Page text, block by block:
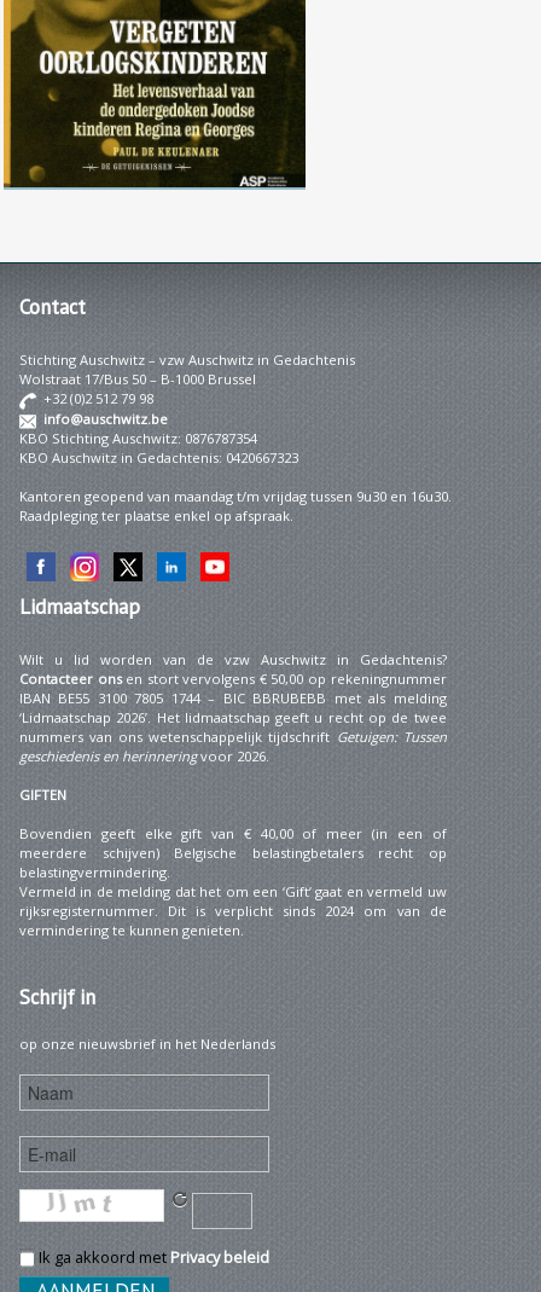
Contact
Stichting Auschwitz – vzw Auschwitz in Gedachtenis
Wolstraat 17/Bus 50 – B-1000 Brussel
+32 (0)2 512 79 98
info@auschwitz.be
KBO Stichting Auschwitz: 0876787354
KBO Auschwitz in Gedachtenis: 0420667323
Kantoren geopend van maandag t/m vrijdag tussen 9u30 en 16u30.
Raadpleging ter plaatse enkel op afspraak.
Lidmaatschap
Wilt u lid worden van de vzw Auschwitz in Gedachtenis?
Contacteer onsen stort vervolgens € 50,00 op rekeningnummer
IBAN BE55 3100 7805 1744 – BIC BBRUBEBB met als melding
‘Lidmaatschap 2026’. Het lidmaatschap geeft u recht op de twee
nummers van ons wetenschappelijk tijdschrift Getuigen: Tussen
geschiedenis en herinneringvoor 2026.
GIFTEN
Bovendien geeft elke gift van € 40,00 of meer (in een of
meerdere schijven) Belgische belastingbetalers recht op
belastingvermindering.
Vermeld in de melding dat het om een ‘Gift’ gaat en vermeld uw
rijksregisternummer. Dit is verplicht sinds 2024 om van de
vermindering te kunnen genieten.
Schrijfin
op onze nieuwsbrief in het Nederlands
Ik ga akkoord metPrivacy beleid